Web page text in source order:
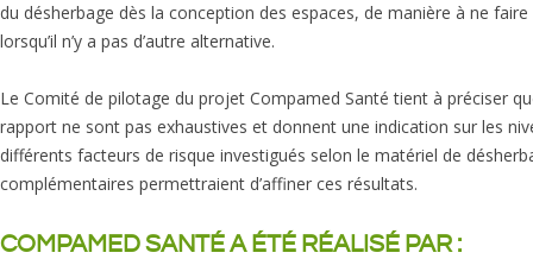
du désherbage dès la conception des espaces, de manière à ne
lorsqu’il n’y a pas d’autre alternative.
Le Comité de pilotage du projet Compamed Santé tient à préciser
rapport ne sont pas exhaustives et donnent une indication sur les
différents facteurs de risque investigués selon le matériel de
complémentaires permettraient d’affiner ces résultats.
COMPAMED SANTÉ A ÉTÉ RÉALISÉ PAR :